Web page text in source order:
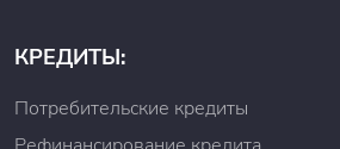
КРЕДИТЫ:
Потребительские кредиты